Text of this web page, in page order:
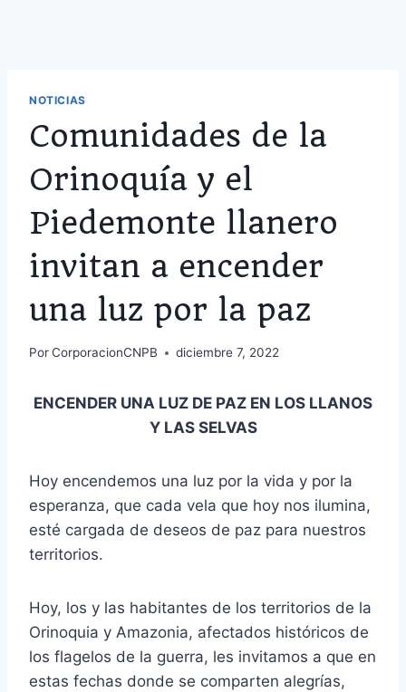
NOTICIAS
Comunidades de la
Orinoquía y el
Piedemonte llanero
invitan a encender
una luz por la paz
PorCorporacionCNPB diciembre 7, 2022
ENCENDER UNA LUZ DE PAZ EN LOS LLANOS
Y LAS SELVAS
Hoy encendemos una luz por la vida y por la
esperanza, que cada vela que hoy nos ilumina,
esté cargada de deseos de paz para nuestros
territorios.
Hoy, los y las habitantes de los territorios de la
Orinoquia y Amazonia, afectados históricos de
los flagelos de la guerra, les invitamos a que en
estas fechas donde se comparten alegrías,